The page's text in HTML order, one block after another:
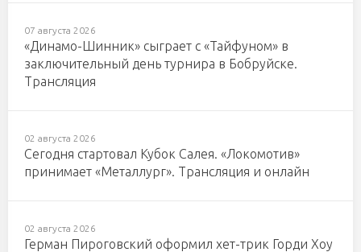
07 августа 2026
«Динамо-Шинник» сыграет с «Тайфуном» в
заключительный день турнира в Бобруйске.
Трансляция
02 августа 2026
Сегодня стартовал Кубок Салея. «Локомотив»
принимает «Металлург». Трансляция и онлайн
02 августа 2026
Герман Пироговский оформил хет-трик Горди Хоу